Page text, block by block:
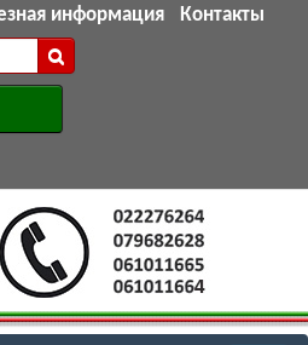
информация Контакты